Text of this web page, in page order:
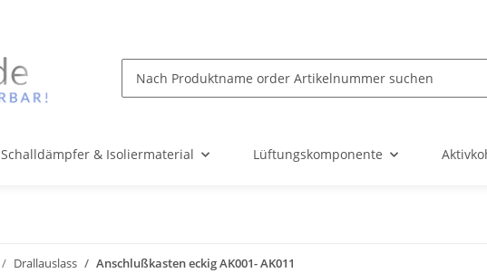
Schalldämpfer & Isoliermaterial Lüftungskomponente
Drallauslass Anschlußkasten eckig AK001- AK011